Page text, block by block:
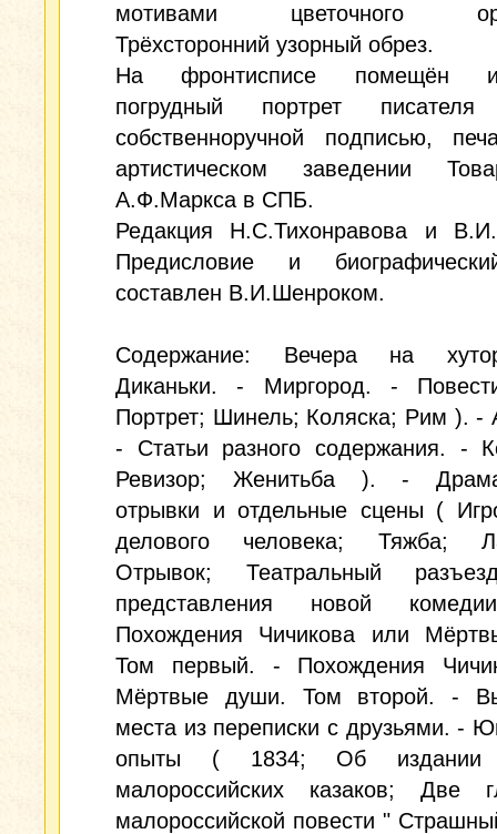
мотивами цветочного
Трёхсторонний узорный обрез.
На фронтисписе помещён
погрудный портрет
собственноручной подписью,
артистическом заведении
А.Ф.Маркса в СПБ.
Редакция Н.С.Тихонравова и
Предисловие и
составлен В.И.Шенроком.
Содержание: Вечера на
Диканьки. - Миргород. -
Портрет; Шинель; Коляска; Рим ). -
- Статьи разного содержания. -
Ревизор; Женитьба ). -
отрывки и отдельные сцены (
делового человека; Тяжба;
Отрывок; Театральный
представления новой
Похождения Чичикова или
Том первый. - Похождения
Мёртвые души. Том второй. -
места из переписки с друзьями. -
опыты ( 1834; Об издании
малороссийских казаков; Две
малороссийской повести "